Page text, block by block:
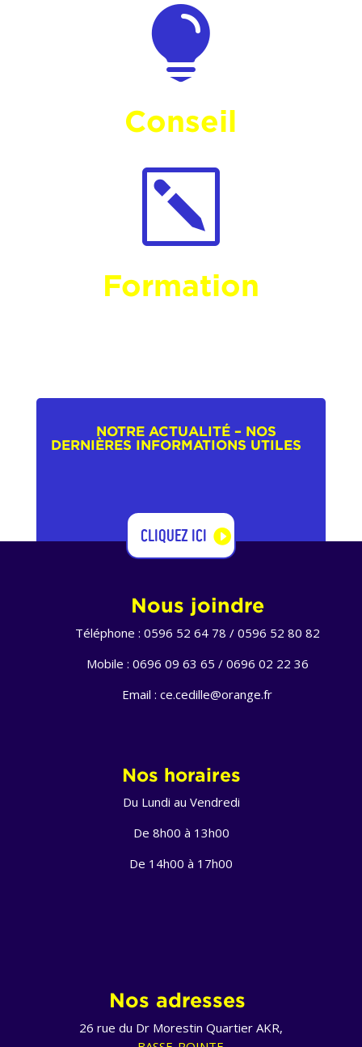

Conseil
k
Formation
NOTRE ACTUALITÉ – NOS
DERNIÈRES INFORMATIONS UTILES
CLIQUEZ ICI
Nous joindre
Téléphone : 0596 52 64 78 / 0596 52 80 82
Mobile : 0696 09 63 65 / 0696 02 22 36
Email : ce.cedille@orange.fr
Nos horaires
Du Lundi au Vendredi
De 8h00 à 13h00
De 14h00 à 17h00
Nos adresses
26 rue du Dr Morestin Quartier AKR,